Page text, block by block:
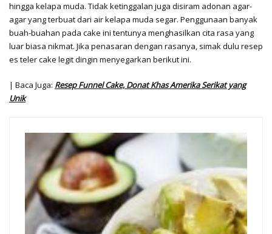
hingga kelapa muda. Tidak ketinggalan juga disiram adonan agar-
agar yang terbuat dari air kelapa muda segar. Penggunaan banyak
buah-buahan pada cake ini tentunya menghasilkan cita rasa yang
luar biasa nikmat. Jika penasaran dengan rasanya, simak dulu resep
es teler cake legit dingin menyegarkan berikut ini.
| Baca Juga: Resep Funnel Cake, Donat Khas Amerika Serikat yang
Unik